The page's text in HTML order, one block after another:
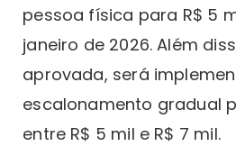
pessoa física para R$ 5
janeiro de 2026. Além
aprovada, será
escalonamento gradual
entre R$ 5 mil e R$ 7 mil.